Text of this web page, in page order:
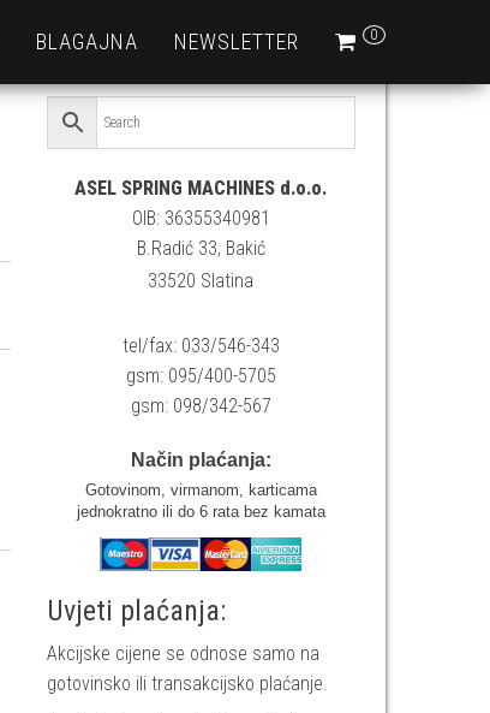
0
BLAGAJNA NEWSLETTER
ASEL SPRING MACHINES d.o.o.
OIB: 36355340981
B.Radić 33, Bakić
33520 Slatina
tel/fax: 033/546-343
gsm: 095/400-5705
gsm: 098/342-567
Način plaćanja:
Gotovinom, virmanom, karticama
jednokratno ili do 6 rata bez kamata
Uvjeti plaćanja:
Akcijske cijene se odnose samo na
gotovinsko ili transakcijsko plaćanje.